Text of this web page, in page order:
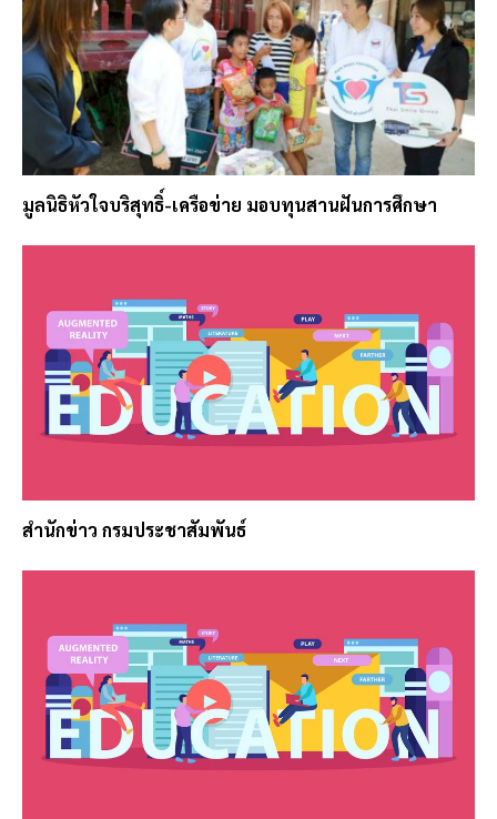
มูลนิธิหัวใจบริสุทธิ์-เครือข่าย มอบทุนสานฝันการศึกษา
สำนักข่าว กรมประชาสัมพันธ์